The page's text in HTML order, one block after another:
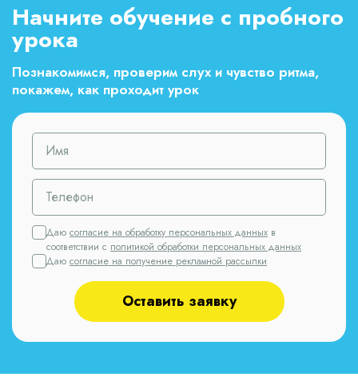
Начните обучение с пробного
урока
Познакомимся, проверим слух и чувство ритма,
покажем, как проходит урок
Даю согласие на обработку персональных данных в
соответствии с политикой обработки персональных данных
Даю согласие на получение рекламной рассылки
Оставить заявку